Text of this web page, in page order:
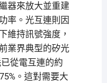
器來放大並重建
率。光互連則因
維持訊號強度，
業界典型的矽光
從電互連的約
。這對需要大